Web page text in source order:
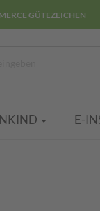
GÜTEZEICHEN
E-